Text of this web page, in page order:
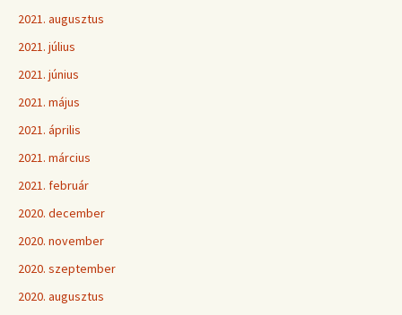
2021. augusztus
2021. július
2021. június
2021. május
2021. április
2021. március
2021. február
2020. december
2020. november
2020. szeptember
2020. augusztus